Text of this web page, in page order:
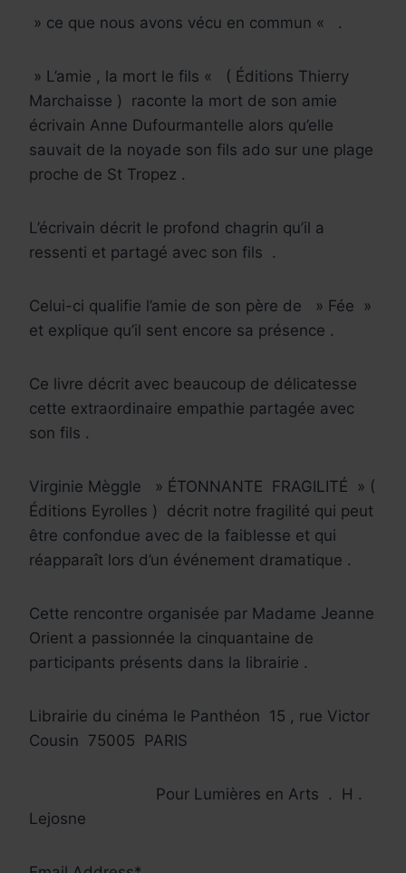
» ce que nous avons vécu en commun « .
» L’amie , la mort le fils «
( Éditions Thierry
Marchaisse )
raconte la mort de son amie
écrivain Anne Dufourmantelle alors qu’elle
sauvait de la noyade son fils ado sur une plage
proche de St Tropez .
L’écrivain décrit le profond chagrin qu’il a
ressenti et partagé avec son fils .
Celui-ci qualifie l’amie de son père de
» Fée »
et explique qu’il sent encore sa présence .
Ce livre décrit avec beaucoup de délicatesse
cette extraordinaire empathie partagée avec
son fils .
Virginie Mèggle » ÉTONNANTE
FRAGILITÉ » (
Éditions Eyrolles )
décrit notre fragilité qui peut
être confondue avec de la faiblesse et qui
réapparaît lors d’un événement dramatique .
Cette rencontre organisée par Madame Jeanne
Orient a passionnée la cinquantaine de
participants présents dans la librairie .
Librairie du cinéma le Panthéon 15 , rue Victor
Cousin 75005 PARIS
Pour Lumières en Arts .
H .
Lejosne